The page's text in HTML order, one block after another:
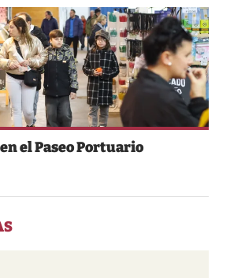
el Paseo Portuario